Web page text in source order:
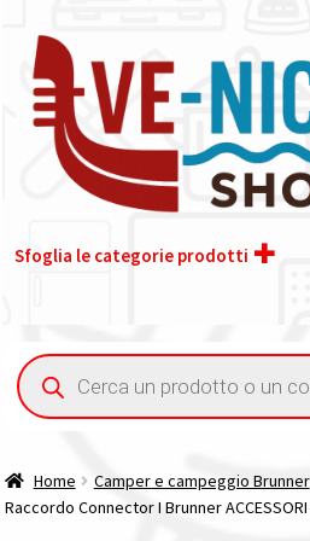
alla
navigazione
contenuto
Sfoglia le categorie prodotti
Acquisto iva 4% (agevolata)
Contatti
Ricerca
prodotti
Home Camper e campeggio Brunner
Raccordo Connector I Brunner ACCESSORI